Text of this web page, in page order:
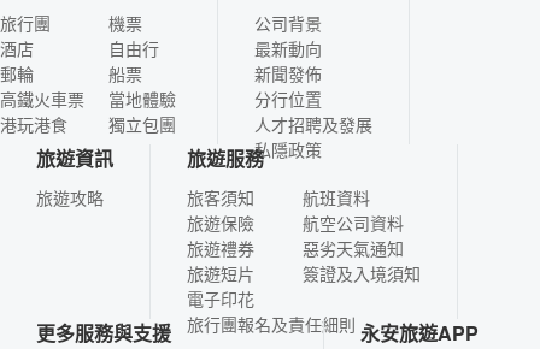
旅行團
酒店
郵輪
高鐵火車票
港玩港食
機票
自由行
船票
當地體驗
獨立包團
公司背景
最新動向
新聞發佈
分行位置
人才招聘及發展
私隱政策
旅遊資訊
旅遊攻略
旅遊服務
旅客須知
旅遊保險
旅遊禮券
旅遊短片
電子印花
航班資料
航空公司資料
惡劣天氣通知
簽證及入境須知
旅行團報名及責任細則
更多服務與支援 永安旅遊APP